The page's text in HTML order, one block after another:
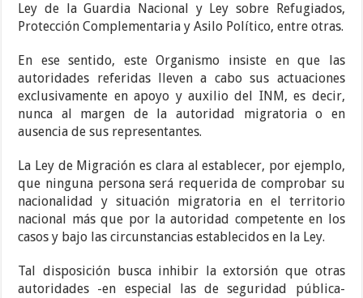
Ley de la Guardia Nacional y Ley sobre Refugiados,
Protección Complementaria y Asilo Político, entre otras.
En ese sentido, este Organismo insiste en que las
autoridades referidas lleven a cabo sus actuaciones
exclusivamente en apoyo y auxilio del INM, es decir,
nunca al margen de la autoridad migratoria o en
ausencia de sus representantes.
La Ley de Migración es clara al establecer, por ejemplo,
que ninguna persona será requerida de comprobar su
nacionalidad y situación migratoria en el territorio
nacional más que por la autoridad competente en los
casos y bajo las circunstancias establecidos en la Ley.
Tal disposición busca inhibir la extorsión que otras
autoridades -en especial las de seguridad pública-